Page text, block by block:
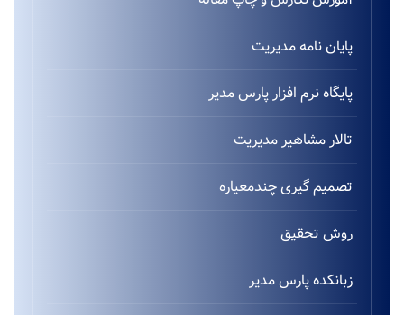
پایان نامه مدیریت
پایگاه نرم افزار پارس مدیر
تالار مشاهیر مدیریت
تصمیم گیری چندمعیاره
روش تحقیق
زبانکده پارس مدیر